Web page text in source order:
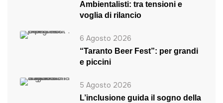
Ambientalisti: tra tensioni e
voglia di rilancio
6 Agosto 2026
“Taranto Beer Fest”: per grandi
e piccini
5 Agosto 2026
L’inclusione guida il sogno della